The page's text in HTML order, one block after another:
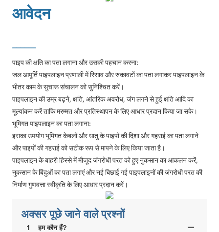
आवेदन
पाइप की क्षति का पता लगाना और उसकी पहचान करना:
जल आपूर्ति पाइपलाइन प्रणाली में रिसाव और रुकावटों का पता लगाकर पाइपलाइन के
भीतर काम के सुचारू संचालन को सुनिश्चित करें।
पाइपलाइन की उम्र बढ़ने, क्षति, आंतरिक अवरोध, जंग लगने से हुई क्षति आदि का
मूल्यांकन करें ताकि मरम्मत और प्रतिस्थापन के लिए आधार प्रदान किया जा सके।
भूमिगत पाइपलाइन का पता लगाना:
इसका उपयोग भूमिगत केबलों और धातु के पाइपों की दिशा और गहराई का पता लगाने
और पाइपों की गहराई को सटीक रूप से मापने के लिए किया जाता है।
पाइपलाइन के बाहरी हिस्से में मौजूद जंगरोधी परत को हुए नुकसान का आकलन करें,
नुकसान के बिंदुओं का पता लगाएं और नई बिछाई गई पाइपलाइनों की जंगरोधी परत की
निर्माण गुणवत्ता स्वीकृति के लिए आधार प्रदान करें।
अक्सर पूछे जाने वाले प्रश्नों
1 हम कौन हैं?